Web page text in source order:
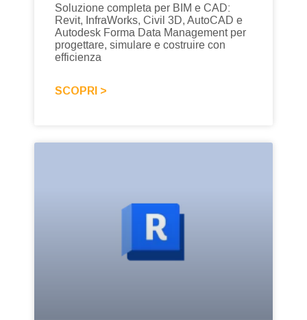
Soluzione completa per BIM e CAD:
Revit, InfraWorks, Civil 3D, AutoCAD e
Autodesk Forma Data Management per
progettare, simulare e costruire con
efficienza
SCOPRI >